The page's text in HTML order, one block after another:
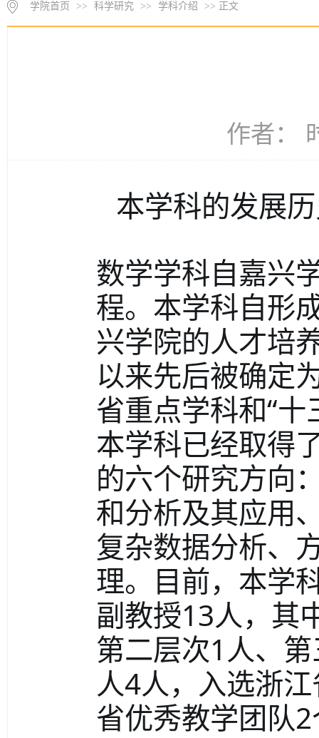
学院首页 >> 科学研究 >> 学科介绍 >> 正文
作者：
本学科的发展
数学学科自嘉兴
程。本学科自形
兴学院的人才培
以来先后被确定
省重点学科和“
本学科已经取得
的六个研究方向
和分析及其应用
复杂数据分析、
理。目前，本学
副教授13人，其
第二层次1人、
人4人，入选浙
省优秀教学团队